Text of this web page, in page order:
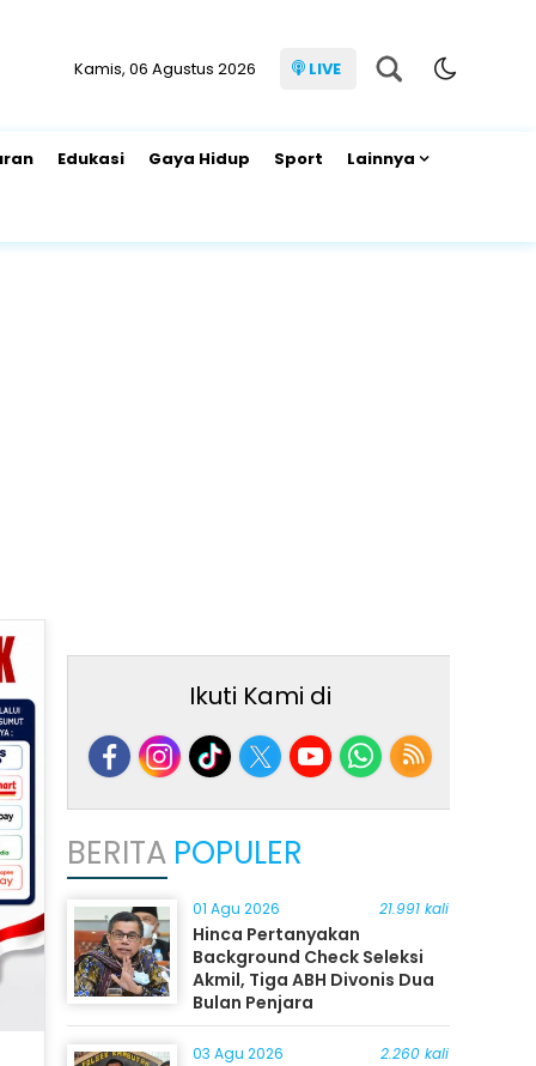
Kamis, 06 Agustus 2026 LIVE
Edukasi Gaya Hidup Sport Lainnya
Ikuti Kami di
BERITA POPULER
01 Agu 2026 21.991 kali
Hinca Pertanyakan
Background Check Seleksi
Akmil, Tiga ABH Divonis Dua
Bulan Penjara
03 Agu 2026 2.260 kali